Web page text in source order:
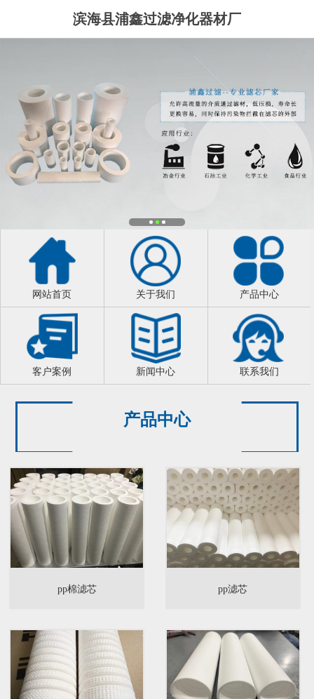
滨海县浦鑫过滤净化器材厂
网站首页 关于我们 产品中心
客户案例 新闻中心 联系我们
产品中心
pp棉滤芯 pp滤芯